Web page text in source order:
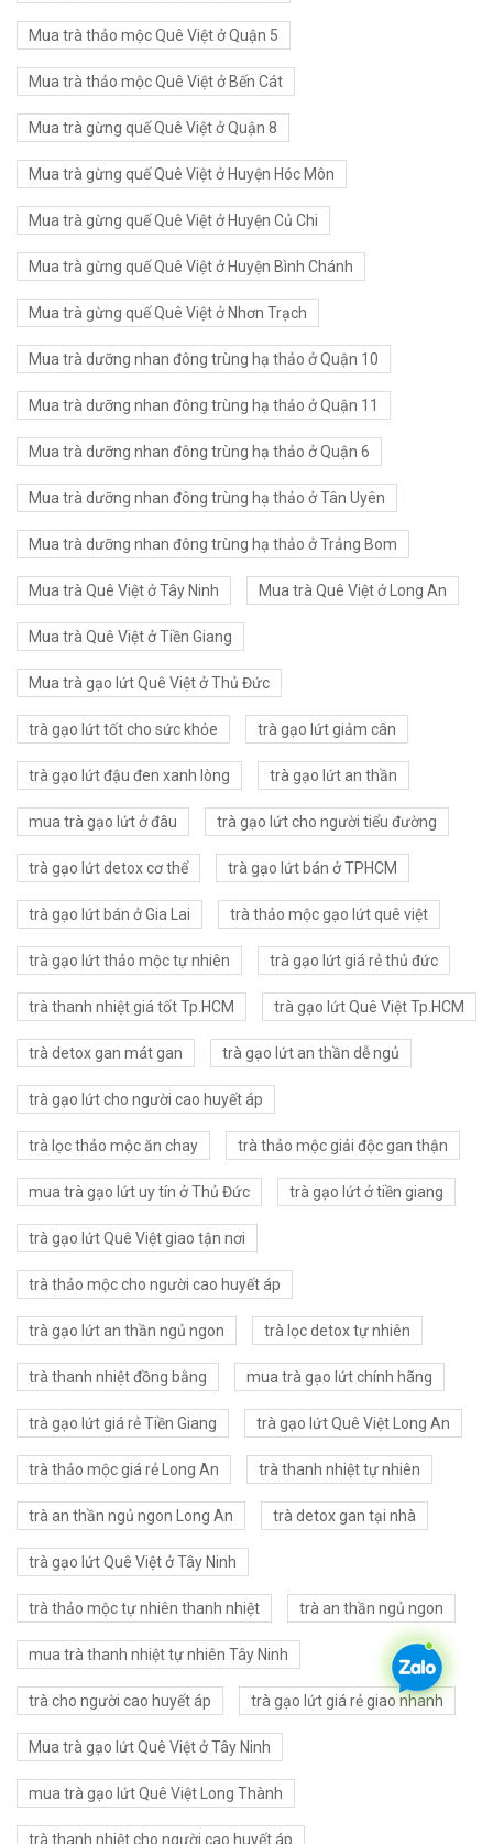
Mua trà thảo mộc Quê Việt ở Quận 5
Mua trà thảo mộc Quê Việt ở Bến Cát
Mua trà gừng quế Quê Việt ở Quận 8
Mua trà gừng quế Quê Việt ở Huyện Hóc Môn
Mua trà gừng quế Quê Việt ở Huyện Củ Chi
Mua trà gừng quế Quê Việt ở Huyện Bình Chánh
Mua trà gừng quế Quê Việt ở Nhơn Trạch
Mua trà dưỡng nhan đông trùng hạ thảo ở Quận 10
Mua trà dưỡng nhan đông trùng hạ thảo ở Quận 11
Mua trà dưỡng nhan đông trùng hạ thảo ở Quận 6
Mua trà dưỡng nhan đông trùng hạ thảo ở Tân Uyên
Mua trà dưỡng nhan đông trùng hạ thảo ở Trảng Bom
Mua trà Quê Việt ở Tây Ninh Mua trà Quê Việt ở Long An
Mua trà Quê Việt ở Tiền Giang
Mua trà gạo lứt Quê Việt ở Thủ Đức
trà gạo lứt tốt cho sức khỏe trà gạo lứt giảm cân
trà gạo lứt đậu đen xanh lòng trà gạo lứt an thần
mua trà gạo lứt ở đâu trà gạo lứt cho người tiểu đường
trà gạo lứt detox cơ thể trà gạo lứt bán ở TPHCM
trà gạo lứt bán ở Gia Lai trà thảo mộc gạo lứt quê việt
trà gạo lứt thảo mộc tự nhiên trà gạo lứt giá rẻ thủ đức
trà thanh nhiệt giá tốt Tp.HCM trà gạo lứt Quê Việt Tp.HCM
trà detox gan mát gan trà gạo lứt an thần dễ ngủ
trà gạo lứt cho người cao huyết áp
trà lọc thảo mộc ăn chay trà thảo mộc giải độc gan thận
mua trà gạo lứt uy tín ở Thủ Đức trà gạo lứt ở tiền giang
trà gạo lứt Quê Việt giao tận nơi
trà thảo mộc cho người cao huyết áp
trà gạo lứt an thần ngủ ngon trà lọc detox tự nhiên
trà thanh nhiệt đồng bằng mua trà gạo lứt chính hãng
trà gạo lứt giá rẻ Tiền Giang trà gạo lứt Quê Việt Long An
trà thảo mộc giá rẻ Long An trà thanh nhiệt tự nhiên
trà an thần ngủ ngon Long An trà detox gan tại nhà
trà gạo lứt Quê Việt ở Tây Ninh
trà thảo mộc tự nhiên thanh nhiệt trà an thần ngủ ngon
mua trà thanh nhiệt tự nhiên Tây Ninh
trà cho người cao huyết áp trà gạo lứt giá rẻ giao nhanh
Mua trà gạo lứt Quê Việt ở Tây Ninh
mua trà gạo lứt Quê Việt Long Thành
trà thanh nhiệt cho người cao huyết áp